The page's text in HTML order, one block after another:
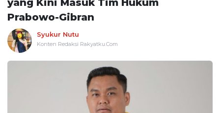
yang Kini Masuk Tim Hukum
Prabowo-Gibran
Syukur Nutu
Konten Redaksi Rakyatku.Com